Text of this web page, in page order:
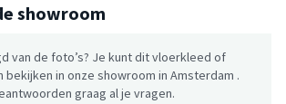
showroom
van de foto’s? Je kunt dit vloerkleed of
bekijken in onze showroom in Amsterdam .
graag al je vragen.